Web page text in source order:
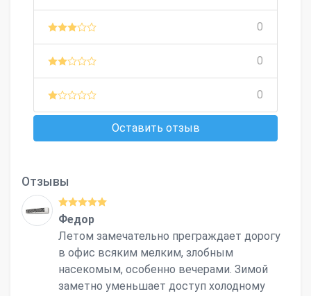
0
0
0
Оставить отзыв
Отзывы
Федор
Летом замечательно преграждает дорогу
в офис всяким мелким, злобным
насекомым, особенно вечерами. Зимой
заметно уменьшает доступ холодному